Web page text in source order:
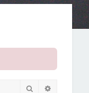
Rechercher